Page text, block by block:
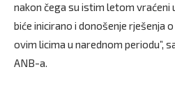
nakon čega su istim letom vraćeni
biće inicirano i donošenje rješenja
ovim licima u narednom periodu”,
ANB-a.